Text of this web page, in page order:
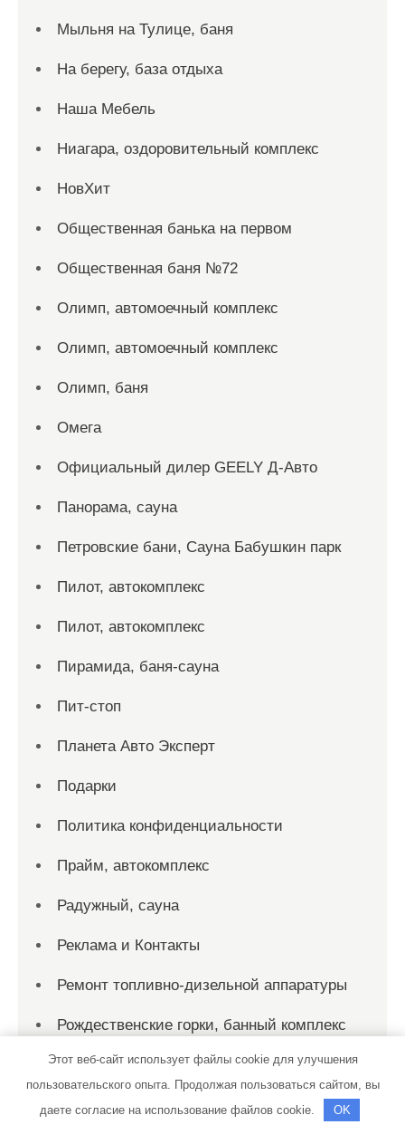
Мыльня на Тулице, баня
На берегу, база отдыха
Наша Мебель
Ниагара, оздоровительный комплекс
НовХит
Общественная банька на первом
Общественная баня №72
Олимп, автомоечный комплекс
Олимп, автомоечный комплекс
Олимп, баня
Омега
Официальный дилер GEELY Д-Авто
Панорама, сауна
Петровские бани, Сауна Бабушкин парк
Пилот, автокомплекс
Пилот, автокомплекс
Пирамида, баня-сауна
Пит-стоп
Планета Авто Эксперт
Подарки
Политика конфиденциальности
Прайм, автокомплекс
Радужный, сауна
Реклама и Контакты
Ремонт топливно-дизельной аппаратуры
Рождественские горки, банный комплекс
Русская баня, Русская баня
Русские Бани
Этот веб-сайт использует файлы cookie для улучшения
пользовательского опыта. Продолжая пользоваться сайтом, вы
даете согласие на использование файлов cookie.
OK